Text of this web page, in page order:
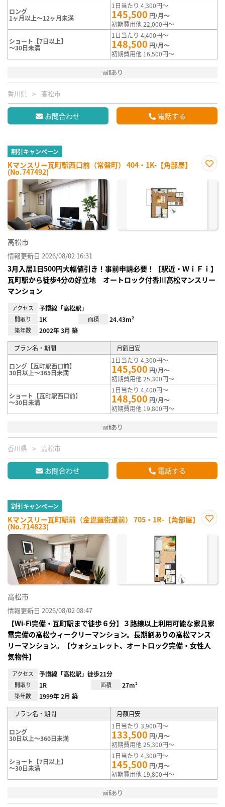
ロング
1ヶ月以上～12ヶ月未満
1日当たり 4,300円～
145,500 円/月～
初期費用他 22,000円～
ショート【7日以上】
～30日未満
1日当たり 4,400円～
148,500 円/月～
初期費用他 16,500円～
wifiあり
香川県 高松市
お問合わせ 電話する
割引キャンペーン
Kマンスリー瓦町駅西口前（常盤町） 404・1K-【角部屋】
(No.747492)
に入
高松市
情報更新日 2026/08/02 16:31
3月入居1日500円大幅値引き！事前申請必要！【駅近・ＷｉＦｉ】
瓦町駅から徒歩4分の好立地 オートロック付香川高松マンスリー
マンション
アクセス 予讃線「高松駅」
間取り 1K 面積 24.43m²
築年数 2002年 3月 築
プラン名・期間 月額目安
ロング【瓦町駅西口前】
30日以上～365日未満
1日当たり 4,300円～
145,500 円/月～
初期費用他 25,300円～
ショート【瓦町駅西口前】
～30日未満
1日当たり 4,400円～
148,500 円/月～
初期費用他 19,800円～
wifiあり
香川県 高松市
お問合わせ 電話する
割引キャンペーン
Kマンスリー瓦町駅前（金毘羅街道前） 705・1R-【角部屋】
(No.714823)
に入
高松市
情報更新日 2026/08/02 08:47
【Wi-Fi完備・瓦町駅まで徒歩６分】３路線以上利用可能な家具家
電完備の高松ウィークリーマンション。長期割ありの高松マンス
リーマンション。【ウォシュレット、オートロック完備・女性人
気物件】
アクセス 予讃線「高松駅」徒歩21分
間取り 1R 面積 27m²
築年数 1999年 2月 築
プラン名・期間 月額目安
ロング
30日以上～360日未満
1日当たり 3,900円～
133,500 円/月～
初期費用他 25,300円～
ショート【7日以上】
～30日未満
1日当たり 4,300円～
145,500 円/月～
初期費用他 19,800円～
wifiあり